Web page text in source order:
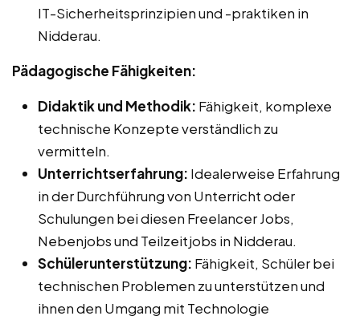
IT-Sicherheitsprinzipien und -praktiken in
Nidderau.
Pädagogische Fähigkeiten:
Didaktik und Methodik: Fähigkeit, komplexe
technische Konzepte verständlich zu
vermitteln.
Unterrichtserfahrung: Idealerweise Erfahrung
in der Durchführung von Unterricht oder
Schulungen bei diesen Freelancer Jobs,
Nebenjobs und Teilzeitjobs in Nidderau.
Schülerunterstützung: Fähigkeit, Schüler bei
technischen Problemen zu unterstützen und
ihnen den Umgang mit Technologie